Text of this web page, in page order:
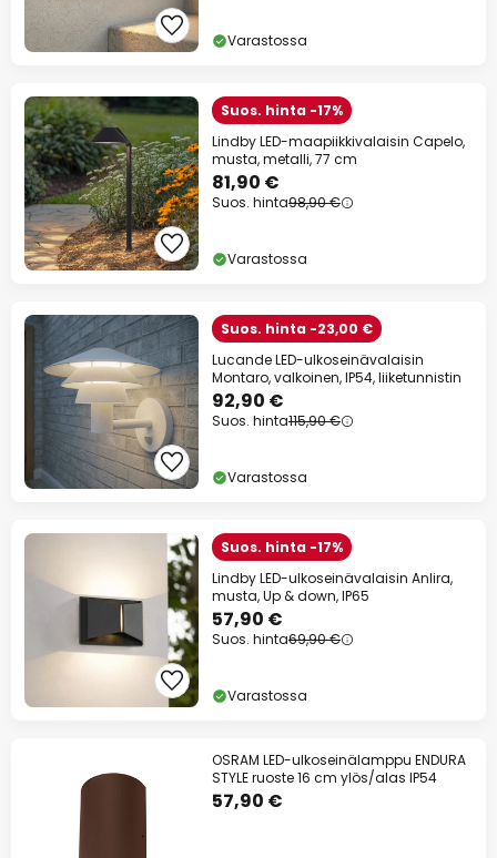
Varastossa
Suos. hinta -17%
Lindby LED-maapiikkivalaisin Capelo,
musta, metalli, 77 cm
81,90 €
Suos. hinta98,90 €
Varastossa
Suos. hinta -23,00 €
Lucande LED-ulkoseinävalaisin
Montaro, valkoinen, IP54, liiketunnistin
92,90 €
Suos. hinta115,90 €
Varastossa
Suos. hinta -17%
Lindby LED-ulkoseinävalaisin Anlira,
musta, Up & down, IP65
57,90 €
Suos. hinta69,90 €
Varastossa
OSRAM LED-ulkoseinälamppu ENDURA
STYLE ruoste 16 cm ylös/alas IP54
57,90 €